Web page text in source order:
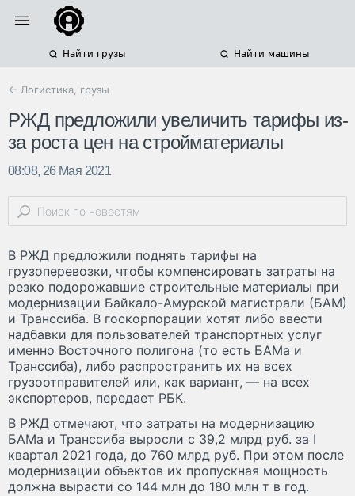
Найти грузы Найти машины
← Логистика, грузы
РЖД предложили увеличить тарифы из-
за роста цен на стройматериалы
08:08, 26 Мая 2021
В РЖД предложили поднять тарифы на
грузоперевозки, чтобы компенсировать затраты на
резко подорожавшие строительные материалы при
модернизации Байкало-Амурской магистрали (БАМ)
и Транссиба. В госкорпорации хотят либо ввести
надбавки для пользователей транспортных услуг
именно Восточного полигона (то есть БАМа и
Транссиба), либо распространить их на всех
грузоотправителей или, как вариант, — на всех
экспортеров, передает РБК.
В РЖД отмечают, что затраты на модернизацию
БАМа и Транссиба выросли с 39,2 млрд руб. за I
квартал 2021 года, до 760 млрд руб. При этом после
модернизации объектов их пропускная мощность
должна вырасти со 144 млн до 180 млн т в год.